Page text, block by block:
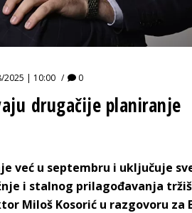
2025 | 10:00 0
drugačije planiranje
već u septembru i uključuje
i stalnog prilagođavanja
Miloš Kosorić u razgovoru za